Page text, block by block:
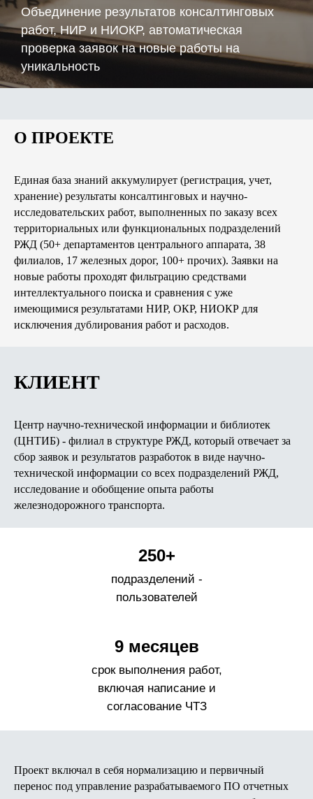
Объединение результатов консалтинговых
работ, НИР и НИОКР, автоматическая
проверка заявок на новые работы на
уникальность
О ПРОЕКТЕ
Единая база знаний аккумулирует (регистрация, учет,
хранение) результаты консалтинговых и научно-
исследовательских работ, выполненных по заказу всех
территориальных или функциональных подразделений
РЖД (50+ департаментов центрального аппарата, 38
филиалов, 17 железных дорог, 100+ прочих). Заявки на
новые работы проходят фильтрацию средствами
интеллектуального поиска и сравнения с уже
имеющимися результатами НИР, ОКР, НИОКР для
исключения дублирования работ и расходов.
КЛИЕНТ
Центр научно-технической информации и библиотек
(ЦНТИБ) - филиал в структуре РЖД, который отвечает за
сбор заявок и результатов разработок в виде научно-
технической информации со всех подразделений РЖД,
исследование и обобщение опыта работы
железнодорожного транспорта.
250+
подразделений -
пользователей
9 месяцев
срок выполнения работ,
включая написание и
согласование ЧТЗ
Проект включал в себя нормализацию и первичный
перенос под управление разрабатываемого ПО отчетных